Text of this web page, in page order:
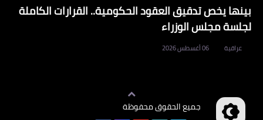
بينها يخص تدقيق العقود الحكومية.. القرارات الكاملة
لجلسة مجلس الوزراء
عراقية 06 أغسطس 2026
جميع الحقوق محفوظة